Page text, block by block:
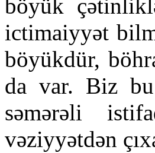
böyük
ictimaiyyət
böyükdür,
da var. Biz bu
səmərəli
vəziyyətdən